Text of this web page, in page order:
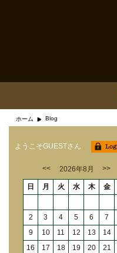
ホーム Blog
ようこそGUESTさん
<< 2026年8月 >>
日 月 火 水 木 金
2
3 4 5 6 7
9
10 11 12 13 14
16
17 18 19 20 21